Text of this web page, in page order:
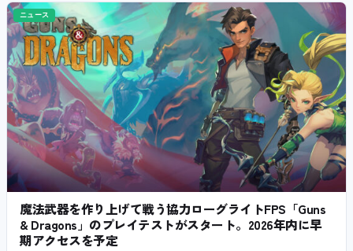
ニュース
魔法武器を作り上げて戦う協力ローグライトFPS「Guns
& Dragons」のプレイテストがスタート。2026年内に早
期アクセスを予定